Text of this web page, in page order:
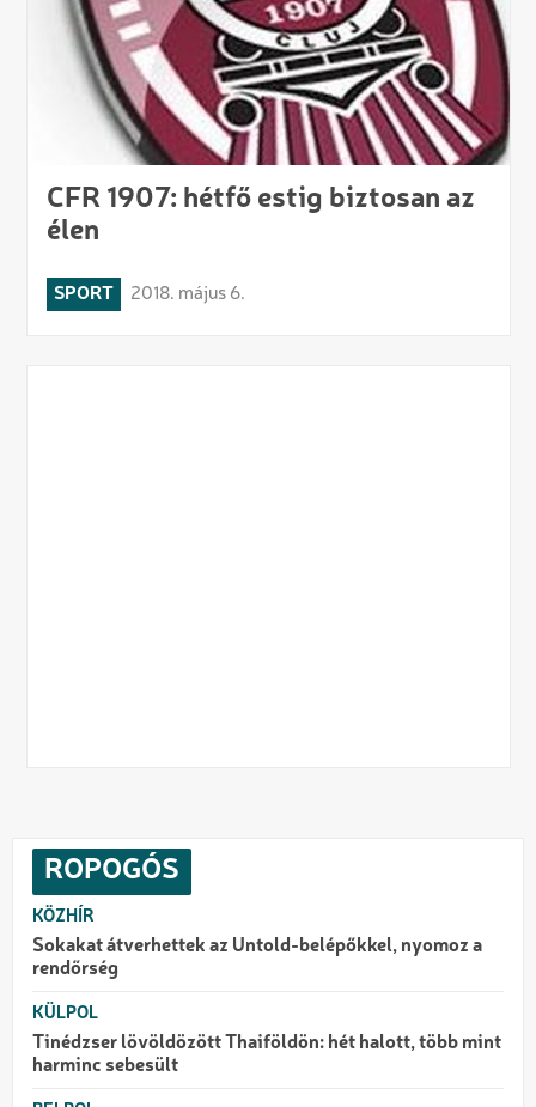
CFR 1907: hétfő estig biztosan az
élen
SPORT 2018. május 6.
ROPOGÓS
KÖZHÍR
Sokakat átverhettek az Untold-belépőkkel, nyomoz a
rendőrség
KÜLPOL
Tinédzser lövöldözött Thaiföldön: hét halott, több mint
harminc sebesült